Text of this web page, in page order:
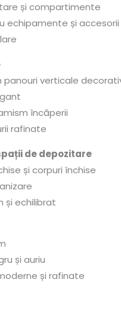
și compartimente
echipamente și accesorii
verticale
încăperii
rafinate
de depozitare
și corpuri închise
și echilibrat
și auriu
și rafinate